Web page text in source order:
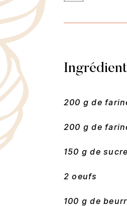
200 g de
200 g de
150 g de
2 oeufs
100 g de